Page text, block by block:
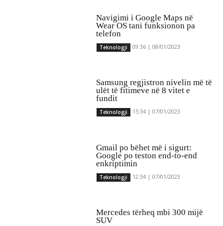
Navigimi i Google Maps në
Wear OS tani funksionon pa
telefon
Teknologji 09:36 | 08/01/2023
Samsung regjistron nivelin më të
ulët të fitimeve në 8 vitet e
fundit
Teknologji 15:34 | 07/01/2023
Gmail po bëhet më i sigurt:
Google po teston end-to-end
enkriptimin
Teknologji 12:34 | 07/01/2023
Mercedes tërheq mbi 300 mijë
SUV